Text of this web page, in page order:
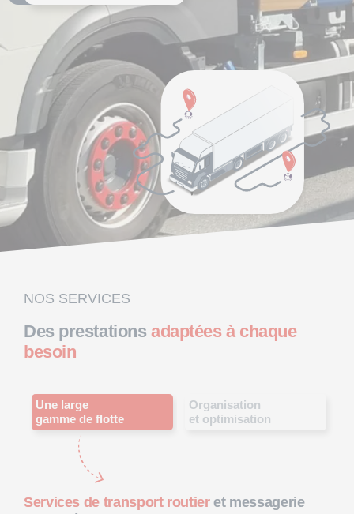
NOS SERVICES
Des prestations adaptées à chaque
besoin
Une large
gamme de flotte
Organisation
et optimisation
Services de transport routieret messagerie